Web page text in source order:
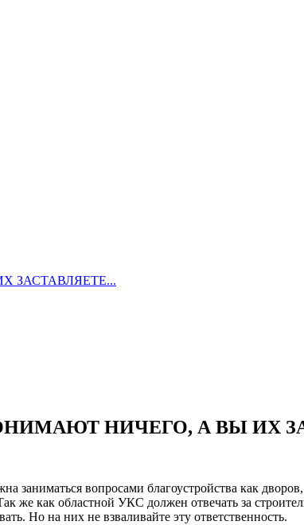
ЗАСТАВЛЯЕТЕ...
НИЧЕГО, А ВЫ ИХ
заниматься вопросами благоустройства как
же как областной УКС должен отвечать за
Но на них не взваливайте эту ответственность.